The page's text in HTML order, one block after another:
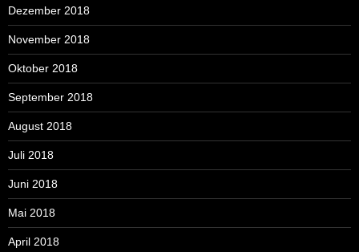
Dezember 2018
November 2018
Oktober 2018
September 2018
August 2018
Juli 2018
Juni 2018
Mai 2018
April 2018